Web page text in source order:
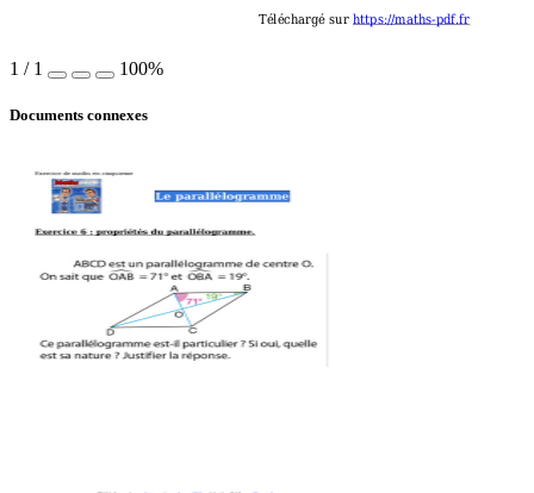
Téléchargé sur https://maths-pdf.fr
1 / 1 100%
Documents connexes